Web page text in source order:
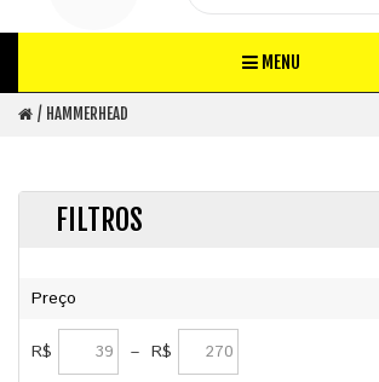
MENU
HAMMERHEAD
FILTROS
Preço
R$ – R$